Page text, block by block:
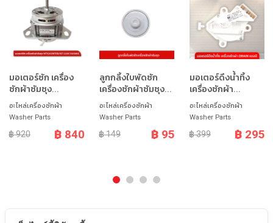
มอเตอร์ซัก เครื่อง
ซักผ้าซัมซุง...
อะไหล่เครื่องซักผ้า
Washer Parts
฿ 920 ฿ 840
ลูกกลิ้งใบพัดซัก
เครื่องซักผ้าซัมซุง...
อะไหล่เครื่องซักผ้า
Washer Parts
฿ 149 ฿ 95
มอเตอร์ดึงน้ำทิ้ง
เครื่องซักผ้า...
อะไหล่เครื่องซักผ้า
Washer Parts
฿ 399 ฿ 295